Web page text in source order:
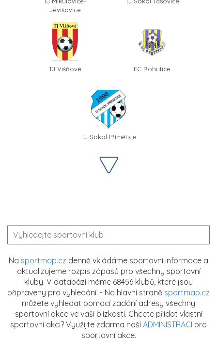
Jevišovice
TJ Višňové FC Bohutice
TJ Sokol Přímětice
Na sportmap.cz denně vkládáme sportovní informace a
aktualizujeme rozpis zápasů pro všechny sportovní
kluby. V databázi máme 68456 klubů, které jsou
připraveny pro vyhledání. - Na hlavní straně sportmap.cz
můžete vyhledat pomocí zadání adresy všechny
sportovní akce ve vaší blízkosti. Chcete přidat vlastní
sportovní akci? Využijte zdarma naší ADMINISTRACI pro
sportovní akce.